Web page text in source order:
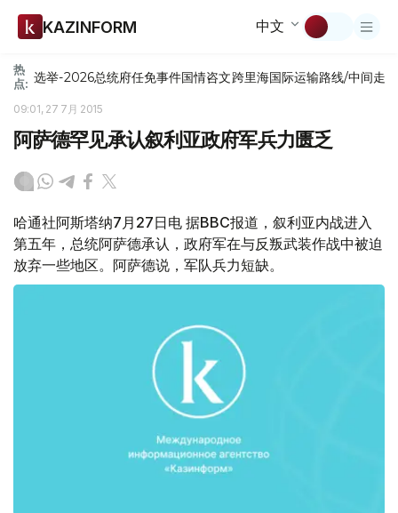
KAZINFORM 中文
热
点: 选举-2026总统府任免事件国情咨文跨里海国际运输路线/中间走廊
09:01, 27 7月 2015
阿萨德罕见承认叙利亚政府军兵力匮乏
哈通社阿斯塔纳7月27日电 据BBC报道，叙利亚内战进入
第五年，总统阿萨德承认，政府军在与反叛武装作战中被迫
放弃一些地区。阿萨德说，军队兵力短缺。